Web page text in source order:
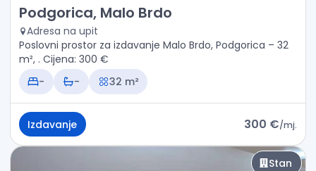
Izdavanje - Poslovni prostor Podgorica, Malo Brdo
Podgorica, Malo Brdo
Adresa na upit
Poslovni prostor za izdavanje Malo Brdo, Podgorica – 32
m², . Cijena: 300 €
-
- 32 m²
Izdavanje 300 €/mj.
Stan